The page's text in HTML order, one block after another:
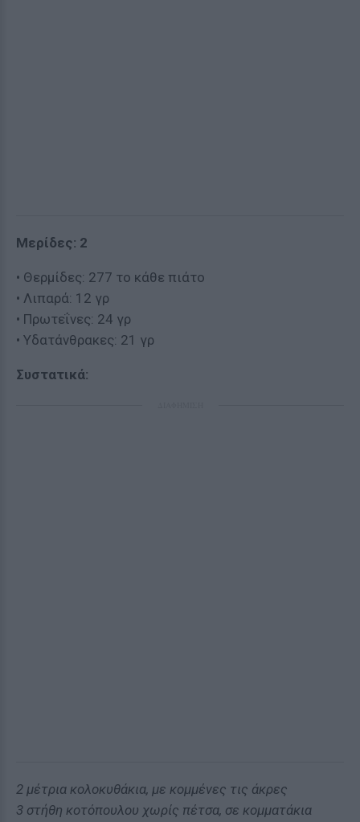
Μερίδες: 2
• Θερμίδες: 277 το κάθε πιάτο
• Λιπαρά: 12 γρ
• Πρωτεΐνες: 24 γρ
• Υδατάνθρακες: 21 γρ
Συστατικά:
2 μέτρια κολοκυθάκια, με κομμένες τις άκρες
3 στήθη κοτόπουλου χωρίς πέτσα, σε κομματάκια